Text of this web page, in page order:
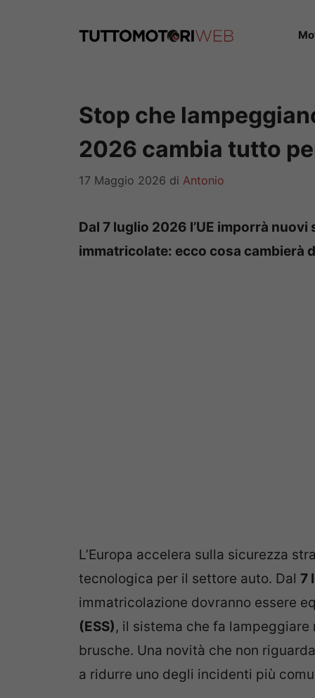
Stop che
2026 cambia tutto
17 Maggio 2026 di Antonio
Dal 7 luglio 2026 l’UE imporrà
immatricolate: ecco cosa cambierà
L’Europa accelera sulla sicurezza
tecnologica per il settore auto. Dal 7
immatricolazione dovranno essere
(ESS), il sistema che fa
brusche. Una novità che non
a ridurre uno degli incidenti più